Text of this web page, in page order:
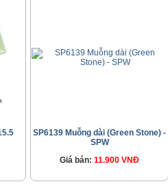
SP6139 Muỗng dài (Green Stone) -
SPW
Giá bán: 11.900 VNĐ